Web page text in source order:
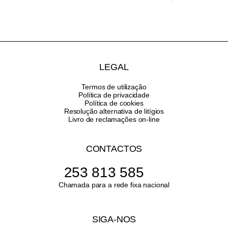
LEGAL
Termos de utilização
Política de privacidade
Política de cookies
Resolução alternativa de litígios
Livro de reclamações on-line
CONTACTOS
253 813 585
Chamada para a rede fixa nacional
SIGA-NOS